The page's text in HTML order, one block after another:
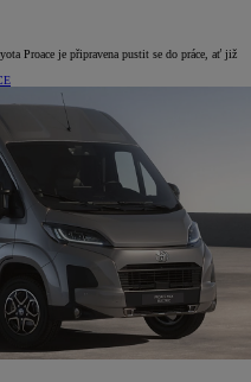
Proace je připravena pustit se do práce, ať již